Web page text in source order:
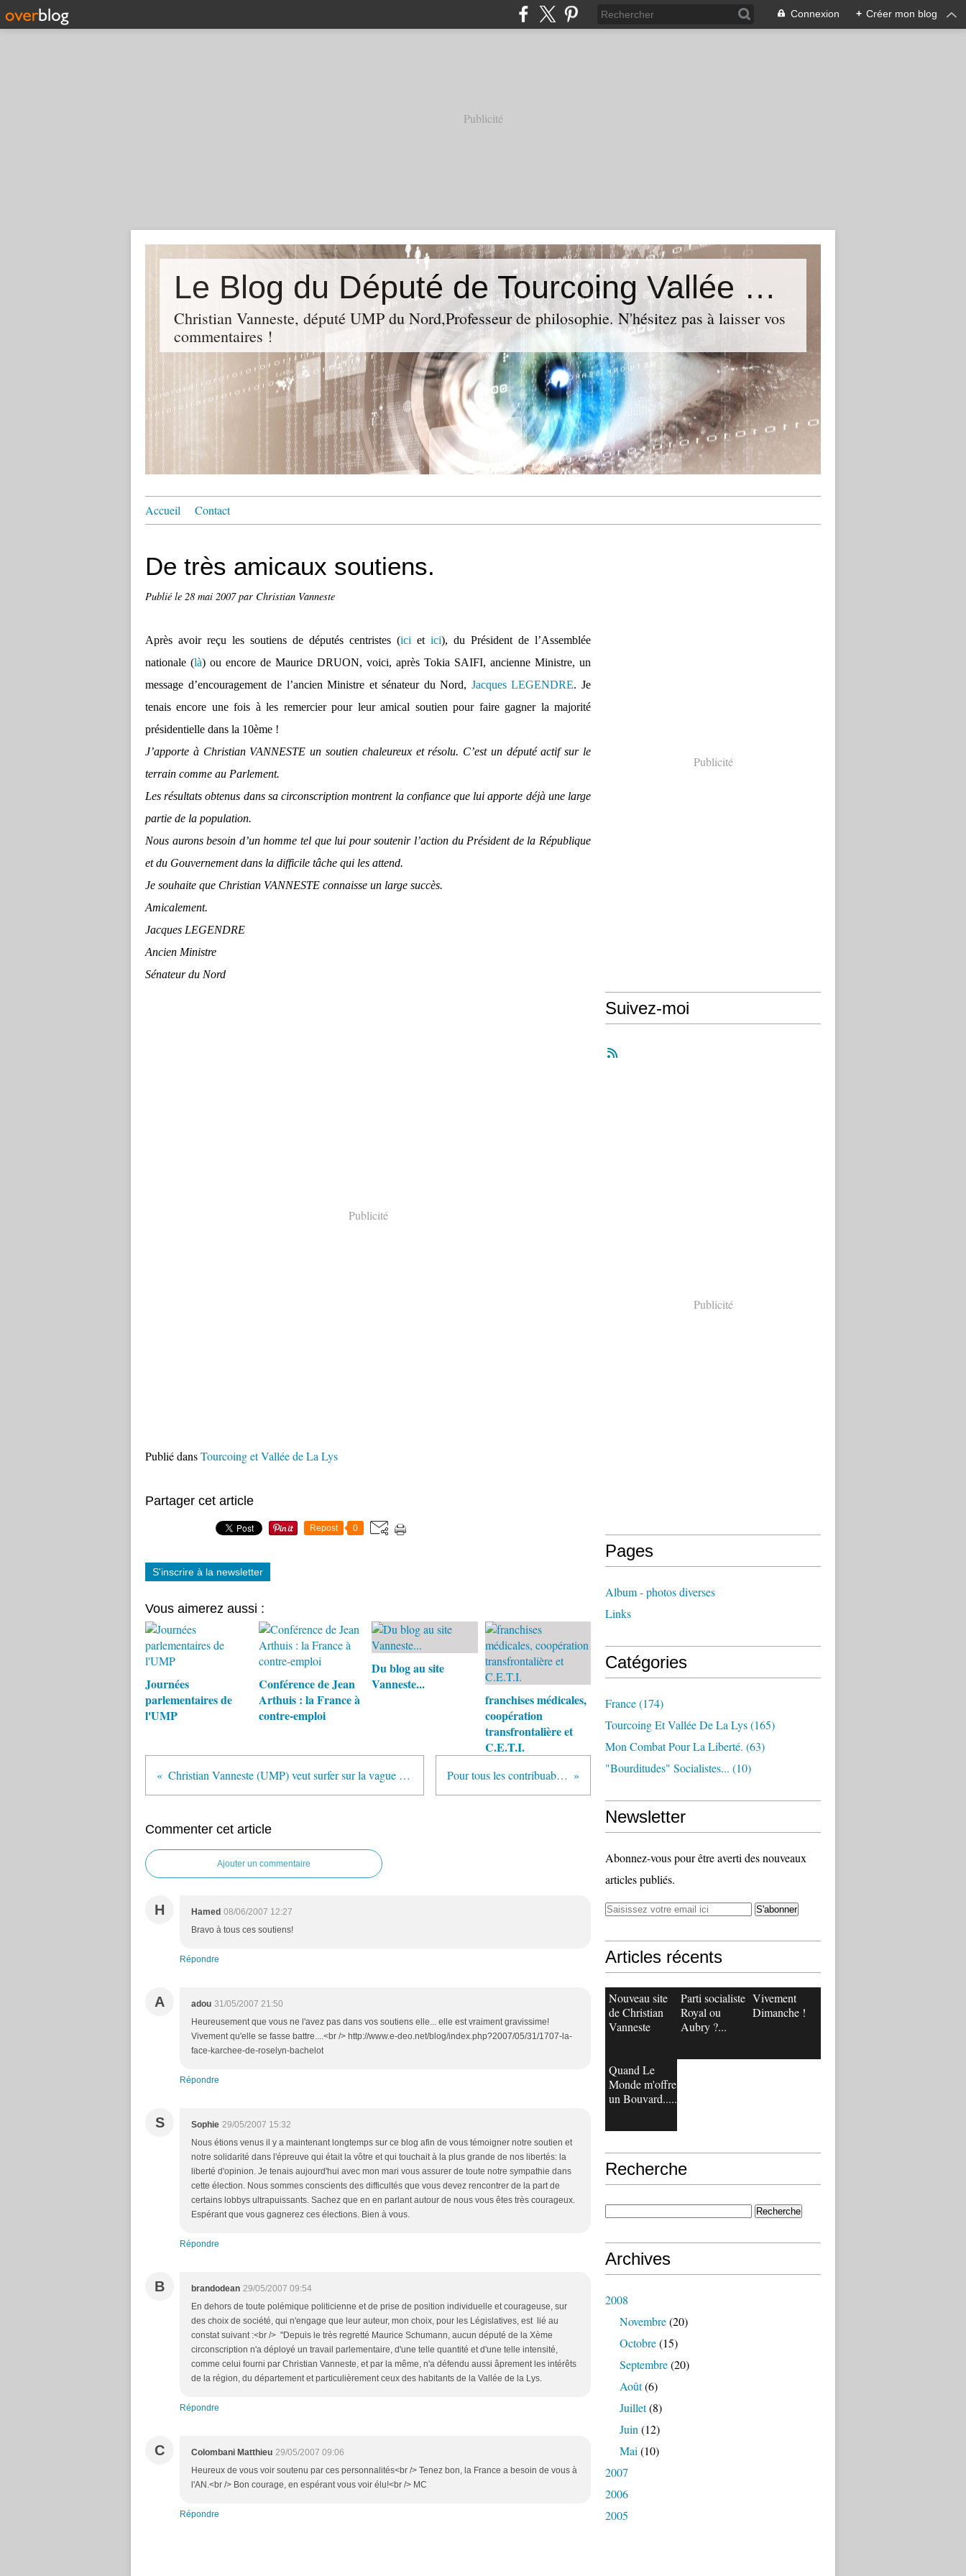
Connexion + Créer mon blog
Publicité
Le Blog du Député de Tourcoing Vallée de La Lys
Christian Vanneste, député UMP du Nord,Professeur de philosophie. N'hésitez pas à laisser vos
commentaires !
Accueil Contact
De très amicaux soutiens.
Publié le 28 mai 2007par Christian Vanneste
Après avoir reçu les soutiens de députés centristes (ici et ici), du Président de l’Assemblée
nationale (là) ou encore de Maurice DRUON, voici, après Tokia SAIFI, ancienne Ministre, un
message d’encouragement de l’ancien Ministre et sénateur du Nord, Jacques LEGENDRE.Je
tenais encore une fois à les remercier pour leur amical soutien pour faire gagner la majorité
présidentielle dans la 10ème !
J’apporte à Christian VANNESTE un soutien chaleureux et résolu. C’est un député actif sur le
terrain comme au Parlement.
Les résultats obtenus dans sa circonscription montrent la confiance que lui apporte déjà une large
partie de la population.
Nous aurons besoin d’un homme tel que lui pour soutenir l’action du Président de la République
et du Gouvernement dans la difficile tâche qui les attend.
Je souhaite que Christian VANNESTE connaisse un large succès.
Amicalement.
Jacques LEGENDRE
Ancien Ministre
Sénateur du Nord
Publicité
Publié dansTourcoing et Vallée de La Lys
Partager cet article
Repost 0
S'inscrire à la newsletter
Vous aimerez aussi :
Journées
parlementaires de
l'UMP
Conférence de Jean
Arthuis : la France à
contre-emploi
Du blog au site
Vanneste...
franchises médicales,
coopération
transfrontalière et
C.E.T.I.
Christian Vanneste (UMP) veut surfer sur la vague bleue. Pour tous les contribuables !
Commenter cet article
Ajouter un commentaire
H Hamed 08/06/2007 12:27
Bravo à tous ces soutiens!
Répondre
A adou 31/05/2007 21:50
Heureusement que vous ne l'avez pas dans vos soutiens elle... elle est vraiment gravissime!
Vivement qu'elle se fasse battre....<br /> http://www.e-deo.net/blog/index.php?2007/05/31/1707-la-
face-karchee-de-roselyn-bachelot
Répondre
S Sophie 29/05/2007 15:32
Nous étions venus il y a maintenant longtemps sur ce blog afin de vous témoigner notre soutien et
notre solidarité dans l'épreuve qui était la vôtre et qui touchait à la plus grande de nos libertés: la
liberté d'opinion. Je tenais aujourd'hui avec mon mari vous assurer de toute notre sympathie dans
cette élection. Nous sommes conscients des difficultés que vous devez rencontrer de la part de
certains lobbys ultrapuissants. Sachez que en en parlant autour de nous vous êtes très courageux.
Espérant que vous gagnerez ces élections. Bien à vous.
Répondre
B brandodean 29/05/2007 09:54
En dehors de toute polémique politicienne et de prise de position individuelle et courageuse, sur
des choix de société, qui n'engage que leur auteur, mon choix, pour les Législatives, est lié au
constat suivant :<br /> "Depuis le très regretté Maurice Schumann, aucun député de la Xème
circonscription n'a déployé un travail parlementaire, d'une telle quantité et d'une telle intensité,
comme celui fourni par Christian Vanneste, et par la même, n'a défendu aussi âprement les intérêts
de la région, du département et particulièrement ceux des habitants de la Vallée de la Lys.
Répondre
C Colombani Matthieu 29/05/2007 09:06
Heureux de vous voir soutenu par ces personnalités<br /> Tenez bon, la France a besoin de vous à
l'AN.<br /> Bon courage, en espérant vous voir élu!<br /> MC
Répondre
Publicité
Suivez-moi
Publicité
Pages
Album - photos diverses
Links
Catégories
France(174)
Tourcoing Et Vallée De La Lys(165)
Mon Combat Pour La Liberté. (63)
"bourditudes" Socialistes... (10)
Newsletter
Abonnez-vous pour être averti des nouveaux
articles publiés.
Articles récents
Nouveau site
de Christian
Vanneste
Parti socialiste :
Royal ou
Aubry ?...
Vivement
Dimanche !
Quand Le
Monde m'offre
un Bouvard.....
Recherche
Archives
2008
Novembre(20)
Octobre(15)
Septembre(20)
Août(6)
Juillet(8)
Juin (12)
Mai (10)
2007
2006
2005